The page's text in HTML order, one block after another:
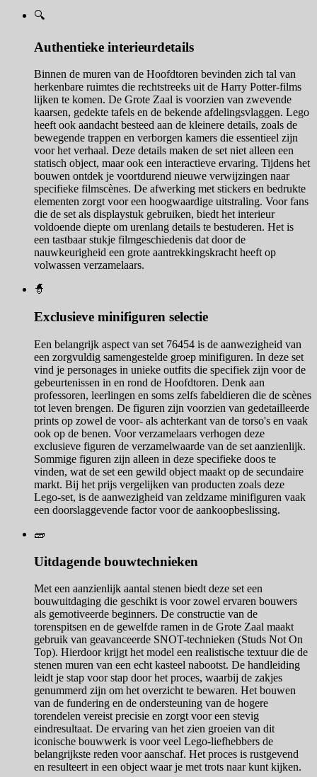
🔍
Authentieke interieurdetails
Binnen de muren van de Hoofdtoren bevinden zich tal van
herkenbare ruimtes die rechtstreeks uit de Harry Potter-films
lijken te komen. De Grote Zaal is voorzien van zwevende
kaarsen, gedekte tafels en de bekende afdelingsvlaggen. Lego
heeft ook aandacht besteed aan de kleinere details, zoals de
bewegende trappen en verborgen kamers die essentieel zijn
voor het verhaal. Deze details maken de set niet alleen een
statisch object, maar ook een interactieve ervaring. Tijdens het
bouwen ontdek je voortdurend nieuwe verwijzingen naar
specifieke filmscènes. De afwerking met stickers en bedrukte
elementen zorgt voor een hoogwaardige uitstraling. Voor fans
die de set als displaystuk gebruiken, biedt het interieur
voldoende diepte om urenlang details te bestuderen. Het is
een tastbaar stukje filmgeschiedenis dat door de
nauwkeurigheid een grote aantrekkingskracht heeft op
volwassen verzamelaars.
🧙‍
Exclusieve minifiguren selectie
Een belangrijk aspect van set 76454 is de aanwezigheid van
een zorgvuldig samengestelde groep minifiguren. In deze set
vind je personages in unieke outfits die specifiek zijn voor de
gebeurtenissen in en rond de Hoofdtoren. Denk aan
professoren, leerlingen en soms zelfs fabeldieren die de scènes
tot leven brengen. De figuren zijn voorzien van gedetailleerde
prints op zowel de voor- als achterkant van de torso's en vaak
ook op de benen. Voor verzamelaars verhogen deze
exclusieve figuren de verzamelwaarde van de set aanzienlijk.
Sommige figuren zijn alleen in deze specifieke doos te
vinden, wat de set een gewild object maakt op de secundaire
markt. Bij het prijs vergelijken van producten zoals deze
Lego-set, is de aanwezigheid van zeldzame minifiguren vaak
een doorslaggevende factor voor de aankoopbeslissing.
🧱
Uitdagende bouwtechnieken
Met een aanzienlijk aantal stenen biedt deze set een
bouwuitdaging die geschikt is voor zowel ervaren bouwers
als gemotiveerde beginners. De constructie van de
torenspitsen en de gewelfde ramen in de Grote Zaal maakt
gebruik van geavanceerde SNOT-technieken (Studs Not On
Top). Hierdoor krijgt het model een realistische textuur die de
stenen muren van een echt kasteel nabootst. De handleiding
leidt je stap voor stap door het proces, waarbij de zakjes
genummerd zijn om het overzicht te bewaren. Het bouwen
van de fundering en de ondersteuning van de hogere
torendelen vereist precisie en zorgt voor een stevig
eindresultaat. De ervaring van het zien groeien van dit
iconische bouwwerk is voor veel Lego-liefhebbers de
belangrijkste reden voor aanschaf. Het proces is rustgevend
en resulteert in een object waar je met trots naar kunt kijken.